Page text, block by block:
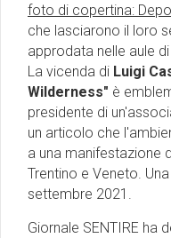
foto di copertina:
che lasciarono il loro
approdata nelle aule
La vicenda di Luigi
Wilderness" è
presidente di
un articolo che
a una manifestazione
Trentino e Veneto.
settembre 2021.
Giornale SENTIRE ha